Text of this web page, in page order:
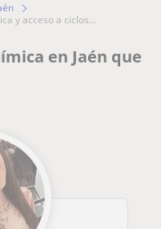
y acceso a ciclos...
en Jaén que